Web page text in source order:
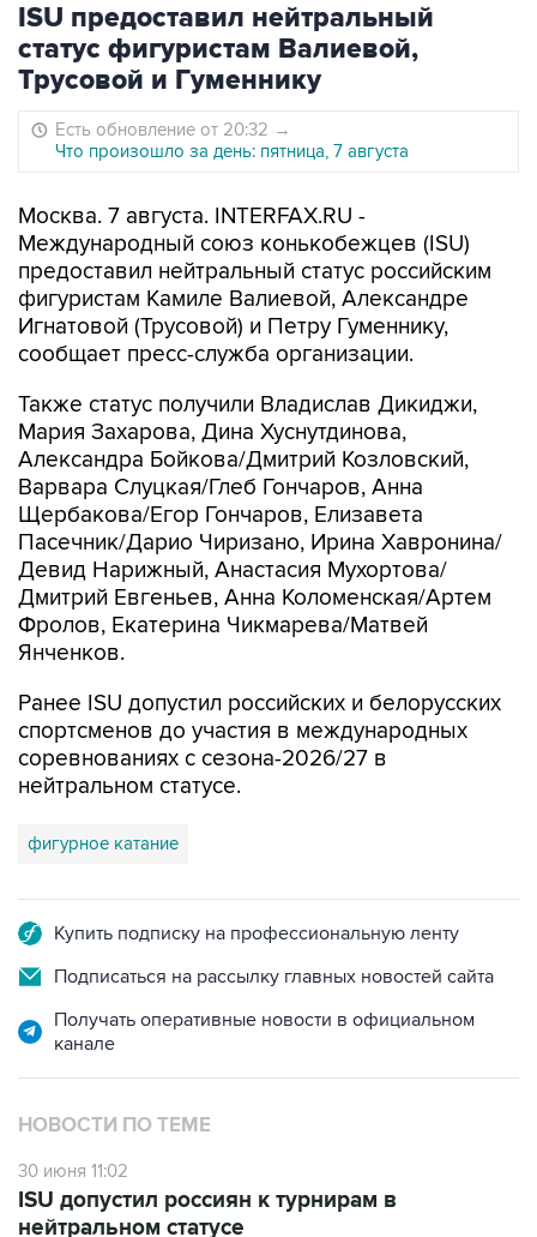
ISU предоставил нейтральный
статус фигуристам Валиевой,
Трусовой и Гуменнику
Есть обновление от 20:32 →
Что произошло за день: пятница, 7 августа
Москва. 7 августа. INTERFAX.RU -
Международный союз конькобежцев (ISU)
предоставил нейтральный статус российским
фигуристам Камиле Валиевой, Александре
Игнатовой (Трусовой) и Петру Гуменнику,
сообщает пресс-служба организации.
Также статус получили Владислав Дикиджи,
Мария Захарова, Дина Хуснутдинова,
Александра Бойкова/Дмитрий Козловский,
Варвара Слуцкая/Глеб Гончаров, Анна
Щербакова/Егор Гончаров, Елизавета
Пасечник/Дарио Чиризано, Ирина Хавронина/
Девид Нарижный, Анастасия Мухортова/
Дмитрий Евгеньев, Анна Коломенская/Артем
Фролов, Екатерина Чикмарева/Матвей
Янченков.
Ранее ISU допустил российских и белорусских
спортсменов до участия в международных
соревнованиях с сезона-2026/27 в
нейтральном статусе.
фигурное катание
Купить подписку на профессиональную ленту
Подписаться на рассылку главных новостей сайта
Получать оперативные новости в официальном
канале
НОВОСТИ ПО ТЕМЕ
30 июня 11:02
ISU допустил россиян к турнирам в
нейтральном статусе